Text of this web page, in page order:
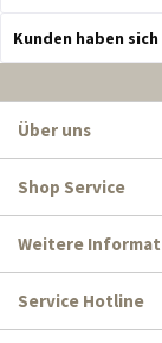
Kunden haben
Über uns
Shop Service
Weitere
Service Hotline